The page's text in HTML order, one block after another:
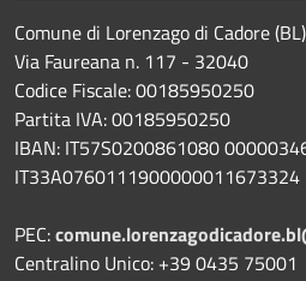
Comune di Lorenzago di Cadore (BL)
Via Faureana n. 117 - 32040
Codice Fiscale: 00185950250
Partita IVA: 00185950250
IBAN: IT57S0200861080
IT33A0760111900000011673324
PEC:
Centralino Unico: +39 0435 75001